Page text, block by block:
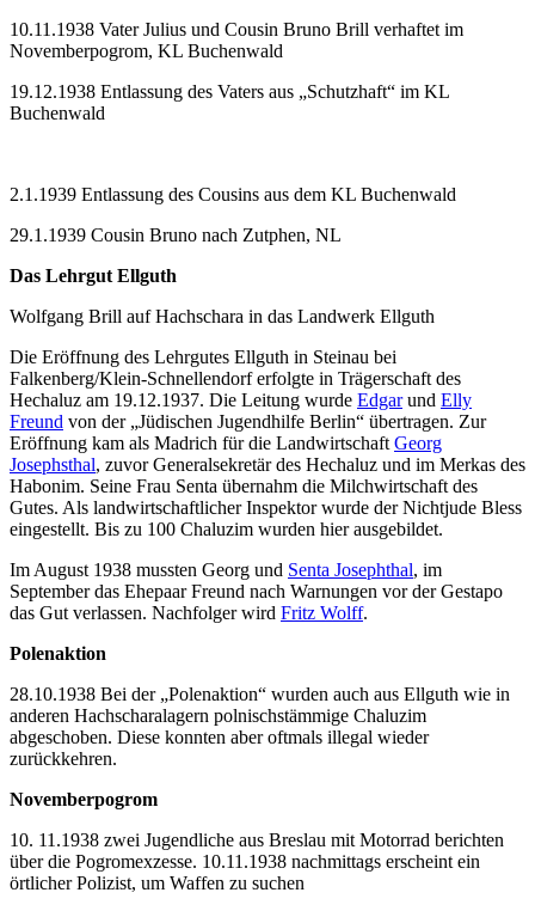
10.11.1938 Vater Julius und Cousin Bruno Brill verhaftet im
Novemberpogrom, KL Buchenwald
19.12.1938 Entlassung des Vaters aus „Schutzhaft“ im KL
Buchenwald
2.1.1939 Entlassung des Cousins aus dem KL Buchenwald
29.1.1939 Cousin Bruno nach Zutphen, NL
Das Lehrgut Ellguth
Wolfgang Brill auf Hachschara in das Landwerk Ellguth
Die Eröffnung des Lehrgutes Ellguth in Steinau bei
Falkenberg/Klein-Schnellendorf erfolgte in Trägerschaft des
Hechaluz am 19.12.1937. Die Leitung wurde Edgarund Elly
Freund von der „Jüdischen Jugendhilfe Berlin“ übertragen. Zur
Eröffnung kam als Madrich für die Landwirtschaft Georg
Josephsthal, zuvor Generalsekretär des Hechaluz und im Merkas des
Habonim. Seine Frau Senta übernahm die Milchwirtschaft des
Gutes. Als landwirtschaftlicher Inspektor wurde der Nichtjude Bless
eingestellt. Bis zu 100 Chaluzim wurden hier ausgebildet.
Im August 1938 mussten Georg und Senta Josephthal, im
September das Ehepaar Freund nach Warnungen vor der Gestapo
das Gut verlassen. Nachfolger wird Fritz Wolff.
Polenaktion
28.10.1938 Bei der „Polenaktion“ wurden auch aus Ellguth wie in
anderen Hachscharalagern polnischstämmige Chaluzim
abgeschoben. Diese konnten aber oftmals illegal wieder
zurückkehren.
Novemberpogrom
10. 11.1938 zwei Jugendliche aus Breslau mit Motorrad berichten
über die Pogromexzesse. 10.11.1938 nachmittags erscheint ein
örtlicher Polizist, um Waffen zu suchen